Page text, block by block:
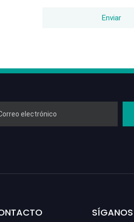
Enviar
SÍGANOS